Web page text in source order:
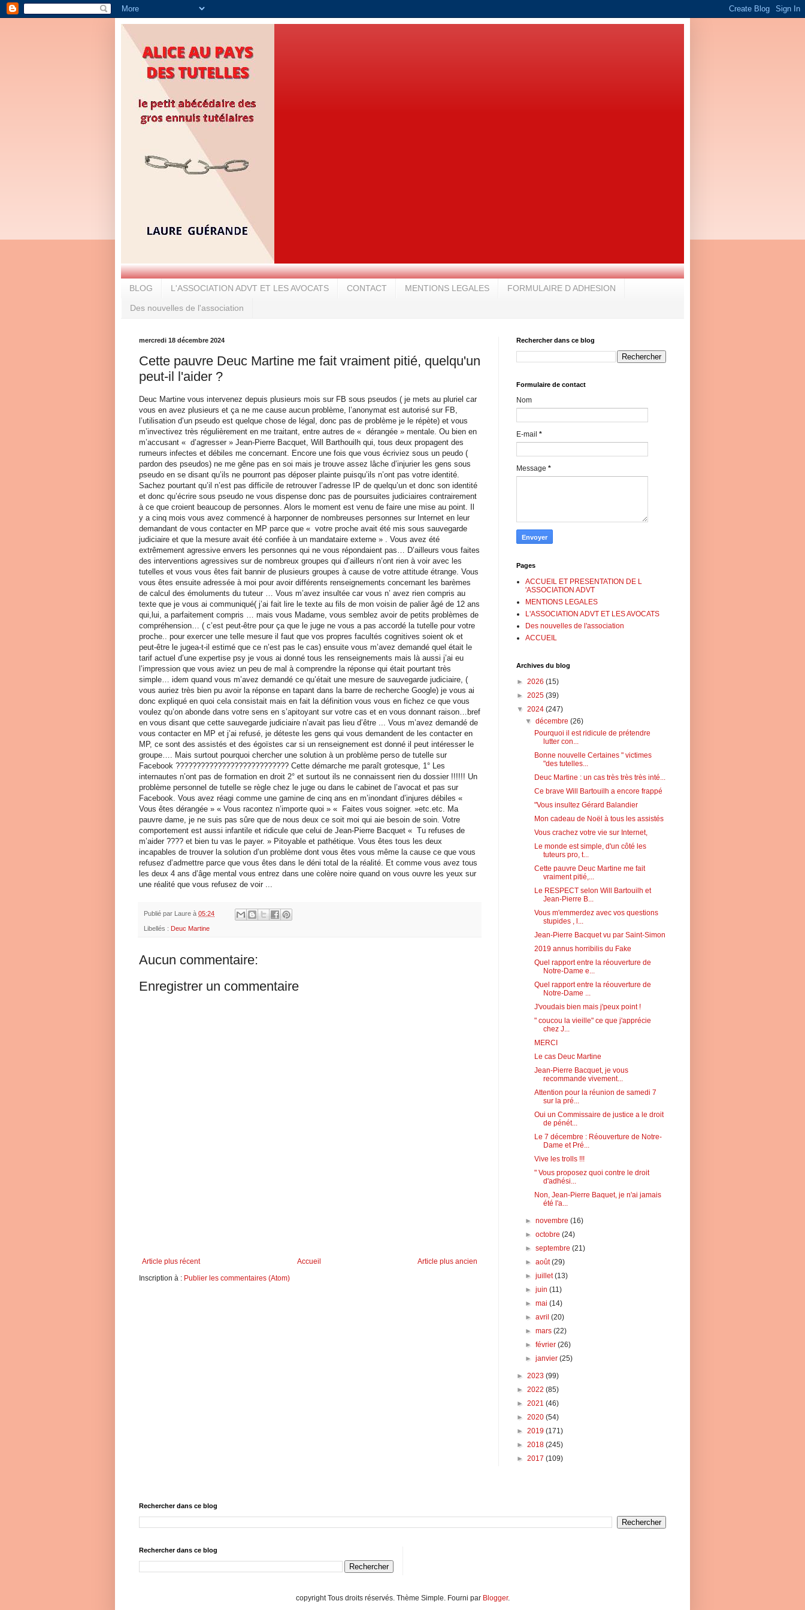
BLOG L'ASSOCIATION ADVT ET LES AVOCATS CONTACT MENTIONS LEGALES FORMULAIRE D ADHESION
Des nouvelles de l'association
mercredi 18 décembre 2024
Cette pauvre Deuc Martine me fait vraiment pitié, quelqu'un
peut-il l'aider ?
Deuc Martine vous intervenez depuis plusieurs mois sur FB sous pseudos ( je mets au pluriel car
vous en avez plusieurs et ça ne me cause aucun problème, l’anonymat est autorisé sur FB,
l’utilisation d’un pseudo est quelque chose de légal, donc pas de problème je le répète) et vous
m’invectivez très régulièrement en me traitant, entre autres de « dérangée » mentale. Ou bien en
m’accusant « d’agresser » Jean-Pierre Bacquet, Will Barthouilh qui, tous deux propagent des
rumeurs infectes et débiles me concernant. Encore une fois que vous écriviez sous un peudo (
pardon des pseudos) ne me gêne pas en soi mais je trouve assez lâche d’injurier les gens sous
pseudo en se disant qu’ils ne pourront pas déposer plainte puisqu’ils n’ont pas votre identité.
Sachez pourtant qu’il n’est pas difficile de retrouver l’adresse IP de quelqu’un et donc son identité
et donc qu’écrire sous pseudo ne vous dispense donc pas de poursuites judiciaires contrairement
à ce que croient beaucoup de personnes. Alors le moment est venu de faire une mise au point. Il
y a cinq mois vous avez commencé à harponner de nombreuses personnes sur Internet en leur
demandant de vous contacter en MP parce que « votre proche avait été mis sous sauvegarde
judiciaire et que la mesure avait été confiée à un mandataire externe » . Vous avez été
extrêmement agressive envers les personnes qui ne vous répondaient pas… D’ailleurs vous faites
des interventions agressives sur de nombreux groupes qui d’ailleurs n’ont rien à voir avec les
tutelles et vous vous êtes fait bannir de plusieurs groupes à cause de votre attitude étrange. Vous
vous êtes ensuite adressée à moi pour avoir différents renseignements concernant les barèmes
de calcul des émoluments du tuteur … Vous m’avez insultée car vous n’ avez rien compris au
texte que je vous ai communiqué( j’ai fait lire le texte au fils de mon voisin de palier âgé de 12 ans
qui,lui, a parfaitement compris … mais vous Madame, vous semblez avoir de petits problèmes de
compréhension… ( c’est peut-être pour ça que le juge ne vous a pas accordé la tutelle pour votre
proche.. pour exercer une telle mesure il faut que vos propres facultés cognitives soient ok et
peut-être le jugea-t-il estimé que ce n’est pas le cas) ensuite vous m’avez demandé quel était le
tarif actuel d’une expertise psy je vous ai donné tous les renseignements mais là aussi j’ai eu
l’impression que vous aviez un peu de mal à comprendre la réponse qui était pourtant très
simple… idem quand vous m’avez demandé ce qu’était une mesure de sauvegarde judiciaire, (
vous auriez très bien pu avoir la réponse en tapant dans la barre de recherche Google) je vous ai
donc expliqué en quoi cela consistait mais en fait la définition vous vous en fichez ce que vous
voulez qu’on abonde dans votre sens en s’apitoyant sur votre cas et en vous donnant raison…bref
en vous disant que cette sauvegarde judiciaire n’avait pas lieu d’être ... Vous m’avez demandé de
vous contacter en MP et j’ai refusé, je déteste les gens qui vous demandent de les contacter en
MP, ce sont des assistés et des égoïstes car si un renseignement est donné il peut intéresser le
groupe…. Mais surtout pourquoi chercher une solution à un problème perso de tutelle sur
Facebook ??????????????????????????? Cette démarche me paraît grotesque, 1° Les
internautes n’ont pas de formation en droit 2° et surtout ils ne connaissent rien du dossier !!!!!! Un
problème personnel de tutelle se règle chez le juge ou dans le cabinet de l’avocat et pas sur
Facebook. Vous avez réagi comme une gamine de cinq ans en m’inondant d’injures débiles «
Vous êtes dérangée » « Vous racontez n’importe quoi » « Faites vous soigner. »etc.etc. Ma
pauvre dame, je ne suis pas sûre que de nous deux ce soit moi qui aie besoin de soin. Votre
comportement est aussi infantile et ridicule que celui de Jean-Pierre Bacquet « Tu refuses de
m’aider ???? et bien tu vas le payer. » Pitoyable et pathétique. Vous êtes tous les deux
incapables de trouver la solution d’un problème dont vous êtes vous même la cause ce que vous
refusez d’admettre parce que vous êtes dans le déni total de la réalité. Et comme vous avez tous
les deux 4 ans d’âge mental vous entrez dans une colère noire quand on vous ouvre les yeux sur
une réalité que vous refusez de voir ...
Publié par Laure à 05:24
Libellés : Deuc Martine
Aucun commentaire:
Enregistrer un commentaire
Article plus récent Article plus ancien
Accueil
Inscription à : Publier les commentaires (Atom)
Rechercher dans ce blog
Formulaire de contact
Nom
E-mail *
Message *
Pages
ACCUEIL ET PRESENTATION DE L
'ASSOCIATION ADVT
MENTIONS LEGALES
L'ASSOCIATION ADVT ET LES AVOCATS
Des nouvelles de l'association
ACCUEIL
Archives du blog
► 2026 (15)
► 2025 (39)
▼ 2024 (247)
▼décembre(26)
Pourquoi il est ridicule de prétendre
lutter con...
Bonne nouvelle Certaines " victimes
"des tutelles...
Deuc Martine : un cas très très très inté...
Ce brave Will Bartouilh a encore frappé
"Vous insultez Gérard Balandier
Mon cadeau de Noël à tous les assistés
Vous crachez votre vie sur Internet,
Le monde est simple, d'un côté les
tuteurs pro, t...
Cette pauvre Deuc Martine me fait
vraiment pitié,...
Le RESPECT selon Will Bartouilh et
Jean-Pierre B...
Vous m'emmerdez avec vos questions
stupides , l...
Jean-Pierre Bacquet vu par Saint-Simon
2019 annus horribilis du Fake
Quel rapport entre la réouverture de
Notre-Dame e...
Quel rapport entre la réouverture de
Notre-Dame ...
J'voudais bien mais j'peux point !
" coucou la vieille" ce que j'apprécie
chez J...
MERCI
Le cas Deuc Martine
Jean-Pierre Bacquet, je vous
recommande vivement...
Attention pour la réunion de samedi 7
sur la pré...
Oui un Commissaire de justice a le droit
de pénét...
Le 7 décembre : Réouverture de Notre-
Dame et Pré...
Vive les trolls !!!
" Vous proposez quoi contre le droit
d'adhési...
Non, Jean-Pierre Baquet, je n'ai jamais
été l'a...
►novembre(16)
►octobre(24)
►septembre(21)
►août(29)
►juillet(13)
►juin(11)
►mai(14)
►avril(20)
►mars(22)
►février(26)
►janvier(25)
► 2023 (99)
► 2022 (85)
► 2021 (46)
► 2020 (54)
► 2019 (171)
► 2018 (245)
► 2017 (109)
Rechercher dans ce blog
Rechercher dans ce blog
copyright Tous droits réservés. Thème Simple. Fourni par Blogger.